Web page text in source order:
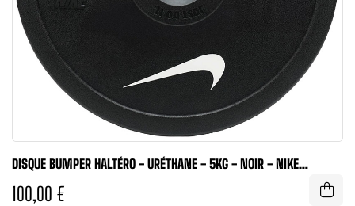
DISQUE BUMPER HALTÉRO - URÉTHANE - 5KG - NOIR - NIKE
100,00 €